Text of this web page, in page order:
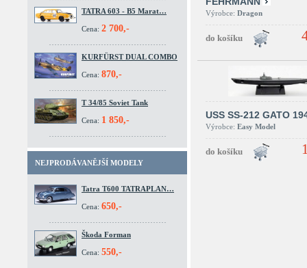
TATRA 603 - B5 Marat…
Cena: 2 700,-
KURFÜRST DUAL COMBO
Cena: 870,-
T 34/85 Soviet Tank
Cena: 1 850,-
NEJPRODÁVANĚJŠÍ MODELY
Tatra T600 TATRAPLAN…
Cena: 650,-
Škoda Forman
Cena: 550,-
Výrobce: Dragon
USS SS-212 GATO
Výrobce: Easy Model